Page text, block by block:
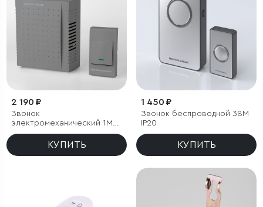
2 190 ₽
Звонок
электромеханический 1M
IP44
КУПИТЬ
1 450 ₽
Звонок беспроводной 38M
IP20
КУПИТЬ